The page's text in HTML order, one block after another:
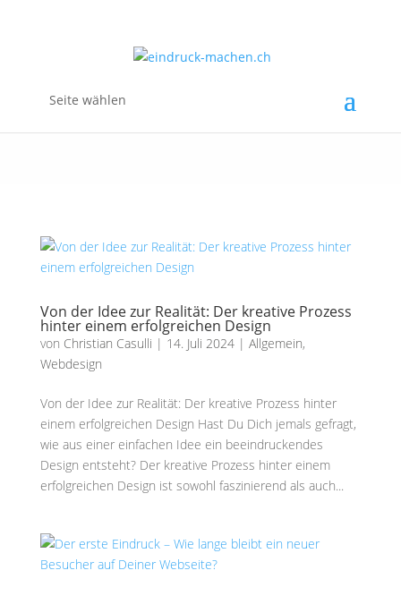
Seite wählen
Von der Idee zur Realität: Der kreative Prozess
hinter einem erfolgreichen Design
von Christian Casulli | 14. Juli 2024| Allgemein,
Webdesign
Von der Idee zur Realität: Der kreative Prozess hinter
einem erfolgreichen Design Hast Du Dich jemals gefragt,
wie aus einer einfachen Idee ein beeindruckendes
Design entsteht? Der kreative Prozess hinter einem
erfolgreichen Design ist sowohl faszinierend als auch...